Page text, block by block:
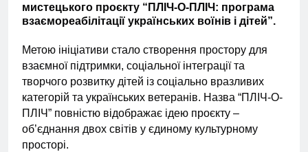
мистецького проєкту “ПЛІЧ-О-ПЛІЧ: програма
взаємореабілітації українських воїнів і дітей”.
Метою ініціативи стало створення простору для
взаємної підтримки, соціальної інтеграції та
творчого розвитку дітей із соціально вразливих
категорій та українських ветеранів. Назва “ПЛІЧ-О-
ПЛІЧ” повністю відображає ідею проєкту –
об’єднання двох світів у єдиному культурному
просторі.